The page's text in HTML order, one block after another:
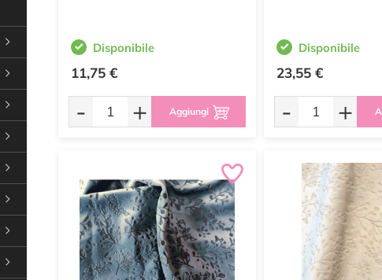
Disponibile
11,75 €
- + Aggiungi
Disponibile
23,55 €
- +